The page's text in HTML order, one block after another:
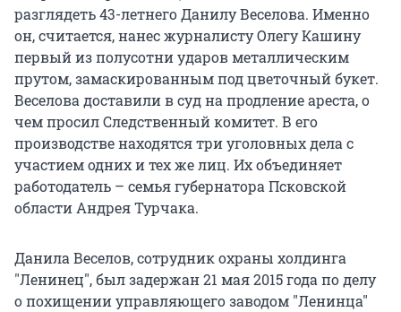
разглядеть 43-летнего Данилу Веселова. Именно
он, считается, нанес журналисту Олегу Кашину
первый из полусотни ударов металлическим
прутом, замаскированным под цветочный букет.
Веселова доставили в суд на продление ареста, о
чем просил Следственный комитет. В его
производстве находятся три уголовных дела с
участием одних и тех же лиц. Их объединяет
работодатель – семья губернатора Псковской
области Андрея Турчака.
Данила Веселов, сотрудник охраны холдинга
"Ленинец", был задержан 21 мая 2015 года по делу
о похищении управляющего заводом "Ленинца"